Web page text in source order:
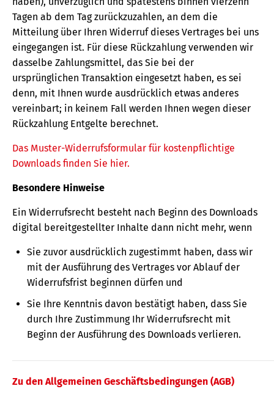
Tagen ab dem Tag zurückzuzahlen, an dem die
Mitteilung über Ihren Widerruf dieses Vertrages bei uns
eingegangen ist. Für diese Rückzahlung verwenden wir
dasselbe Zahlungsmittel, das Sie bei der
ursprünglichen Transaktion eingesetzt haben, es sei
denn, mit Ihnen wurde ausdrücklich etwas anderes
vereinbart; in keinem Fall werden Ihnen wegen dieser
Rückzahlung Entgelte berechnet.
Das Muster-Widerrufsformular für kostenpflichtige
Downloads finden Sie hier.
Besondere Hinweise
Ein Widerrufsrecht besteht nach Beginn des Downloads
digital bereitgestellter Inhalte dann nicht mehr, wenn
Sie zuvor ausdrücklich zugestimmt haben, dass wir
mit der Ausführung des Vertrages vor Ablauf der
Widerrufsfrist beginnen dürfen und
Sie Ihre Kenntnis davon bestätigt haben, dass Sie
durch Ihre Zustimmung Ihr Widerrufsrecht mit
Beginn der Ausführung des Downloads verlieren.
Zu den Allgemeinen Geschäftsbedingungen (AGB)